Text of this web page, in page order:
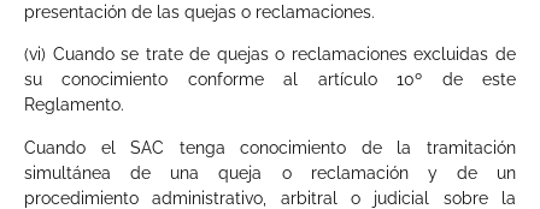
presentación de las quejas o reclamaciones.
(vi) Cuando se trate de quejas o reclamaciones excluidas de
su conocimiento conforme al artículo 10º de este
Reglamento.
Cuando el SAC tenga conocimiento de la tramitación
simultánea de una queja o reclamación y de un
procedimiento administrativo, arbitral o judicial sobre la